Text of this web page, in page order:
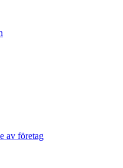
av företag